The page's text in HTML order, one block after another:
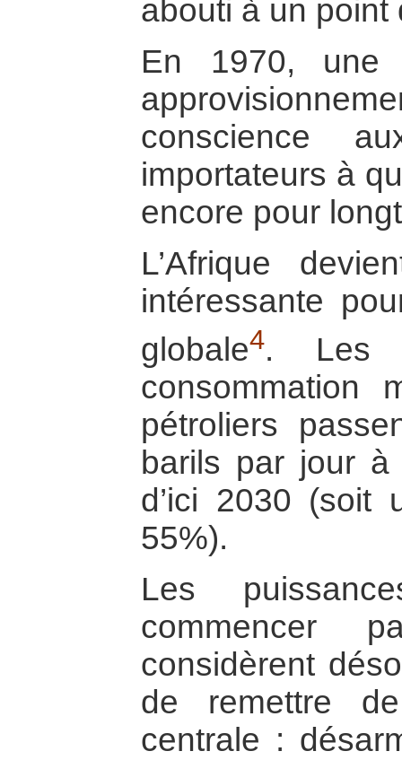
abouti à un point
En 1970, une
conscience
importateurs à
encore pour
L’Afrique
intéressante
globale4. Les
consommation
pétroliers
barils par jour
d’ici 2030 (soit
55%).
Les
commencer
considèrent
de remettre
centrale :